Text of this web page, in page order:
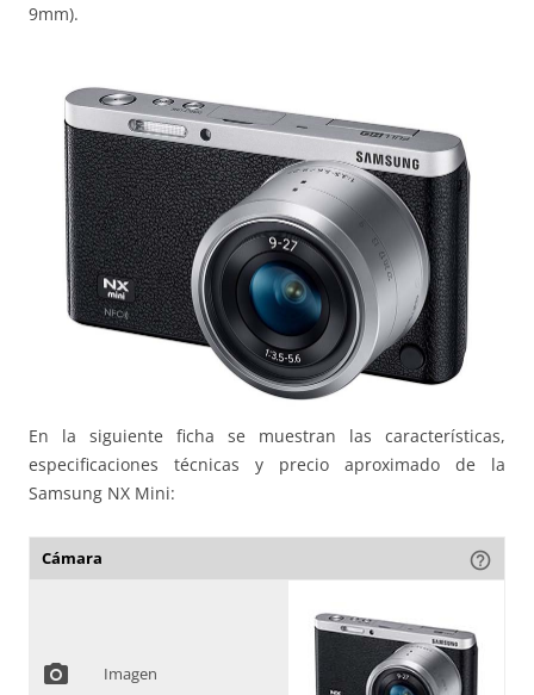
9mm).
En la siguiente ficha se muestran las características,
especificaciones técnicas y precio aproximado de la
Samsung NX Mini:
Cámara help_outline
photo_camera Imagen